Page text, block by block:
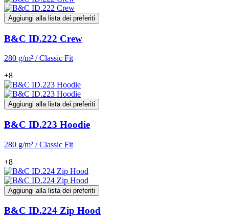
Aggiungi alla lista dei preferiti
B&C ID.222 Crew
280 g/m² / Classic Fit
+8
Aggiungi alla lista dei preferiti
B&C ID.223 Hoodie
280 g/m² / Classic Fit
+8
Aggiungi alla lista dei preferiti
B&C ID.224 Zip Hood